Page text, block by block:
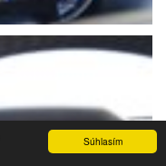
Súhlasím